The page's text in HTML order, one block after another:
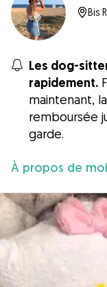
Les dog-
rapidement.
maintenant,
remboursée
garde.
À propos de moi